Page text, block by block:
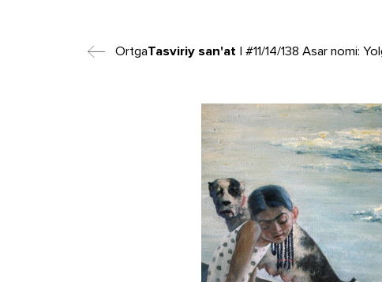
OrtgaTasviriy san'at| #11/14/138 Asar nomi: